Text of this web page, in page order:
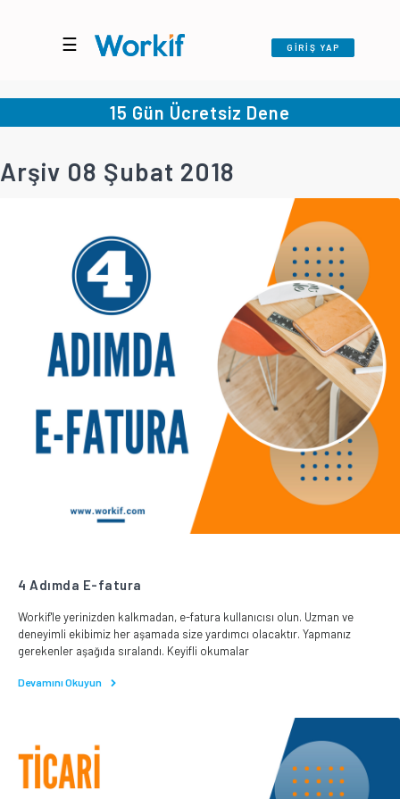
☰ GİRİŞ YAP
15 Gün Ücretsiz Dene
Arşiv 08 Şubat 2018
4 Adımda E-fatura
Workif'le yerinizden kalkmadan, e-fatura kullanıcısı olun. Uzman ve
deneyimli ekibimiz her aşamada size yardımcı olacaktır. Yapmanız
gerekenler aşağıda sıralandı. Keyifli okumalar
Devamını Okuyun